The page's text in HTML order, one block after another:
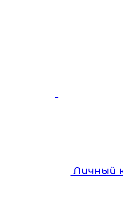
Личный